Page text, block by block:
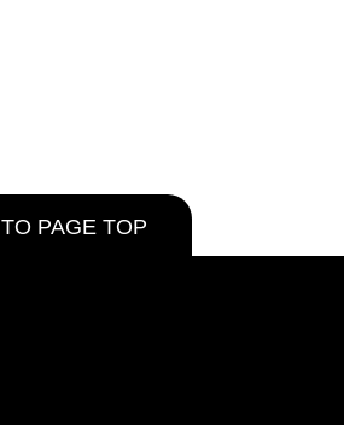
TO PAGE TOP